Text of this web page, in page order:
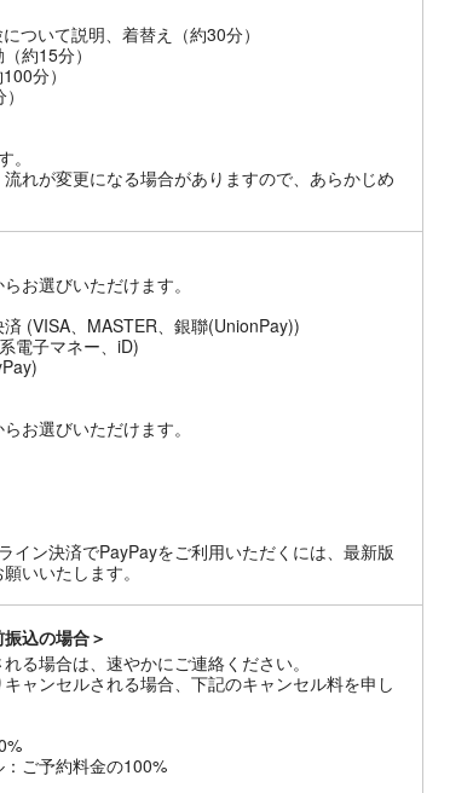
ついて説明、着替え（約30分）
約15分）
分）
。
れが変更になる場合がありますので、あらかじめ
お選びいただけます。
済 (VISA、MASTER、銀聯(UnionPay))
電子マネー、iD)
お選びいただけます。
イン決済でPayPayをご利用いただくには、最新版
いいたします。
込の場合＞
る場合は、速やかにご連絡ください。
ャンセルされる場合、下記のキャンセル料を申し
ご予約料金の100%